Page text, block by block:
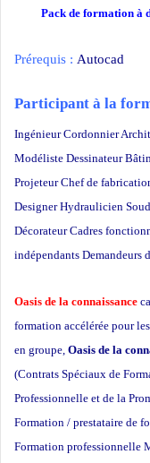
Pack de formation à
Prérequis : Autocad
Participant à la
Ingénieur Cordonnier
Modéliste Dessinateur
Projeteur Chef de
Designer Hydraulicien
Décorateur Cadres
indépendants Demandeurs
Oasis de la connaissance
formation accélérée pour
en groupe, Oasis de la
(Contrats Spéciaux de
Professionnelle et de la
Formation / prestataire de
Formation professionnelle